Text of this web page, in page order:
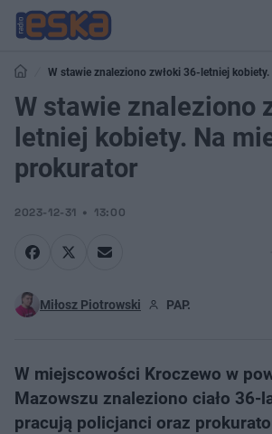
W stawie znaleziono zwłoki 36-letniej kobiety.
W stawie znaleziono
letniej kobiety. Na
prokurator
2023-12-31 13:00
Miłosz Piotrowski PAP.
W miejscowości Kroczewo w
Mazowszu znaleziono ciało 36-
pracują policjanci oraz